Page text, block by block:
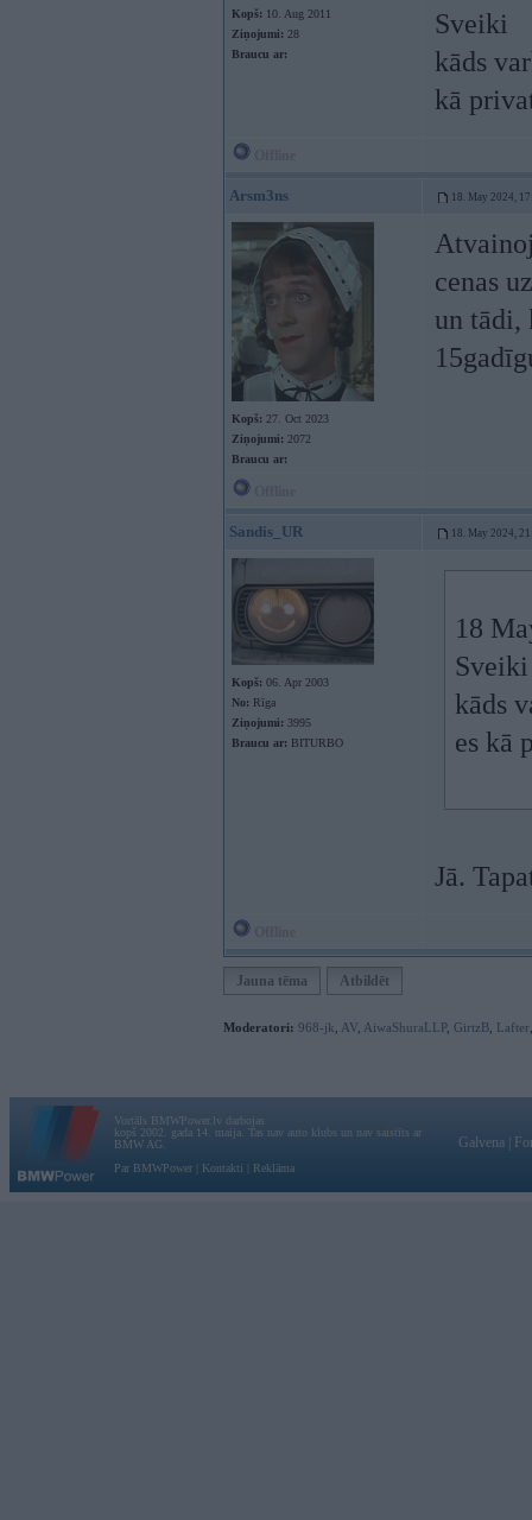
Kopš: 10. Aug 2011
Ziņojumi: 28
Braucu ar:
Sveiki
kāds
kā
Arsm3ns 18. May 2024,
Kopš: 27. Oct 2023
Ziņojumi: 2072
Braucu ar:
cenas
un tādi,
Sandis_UR 18. May 2024,
Kopš: 06. Apr 2003
No: Rīga
Ziņojumi: 3995
Braucu ar: BITURBO
18
Sveiki
kāds
es kā
Jā.
Jauna tēma Atbildēt
Moderatori: 968-jk AV AiwaShuraLLP, GirtzB Lafter
Vortāls BMWPower.lv darbojas
kopš 2002. gada 14. maija. Tas nav auto klubs un nav saistīts ar
BMW AG.
Par BMWPower
Kontakti Reklāma
Galvena